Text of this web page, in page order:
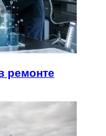
ремонте